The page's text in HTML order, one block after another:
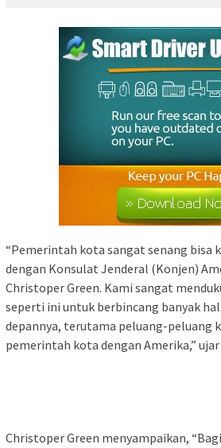
“Pemerintah kota sangat senang bisa
dengan Konsulat Jenderal (Konjen)
Christoper Green. Kami sangat
seperti ini untuk berbincang banyak hal
depannya, terutama peluang-peluang
pemerintah kota dengan Amerika,”
Christoper Green menyampaikan,